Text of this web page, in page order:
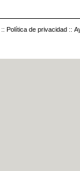
:: Política de privacidad ::